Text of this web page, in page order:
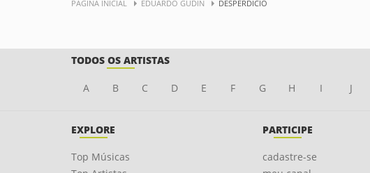
PÁGINA INICIAL EDUARDO GUDIN DESPERDICÍO
TODOS OS ARTISTAS
A B C D E F G H I J
EXPLORE
Top Músicas
PARTICIPE
cadastre-se